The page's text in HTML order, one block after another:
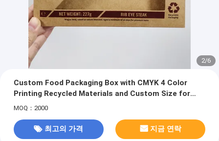
2/6
Custom Food Packaging Box with CMYK 4 Color
Printing Recycled Materials and Custom Size for
Nuts Jerky Biscuits Candy
MOQ：2000
최고의 가격 지금 연락